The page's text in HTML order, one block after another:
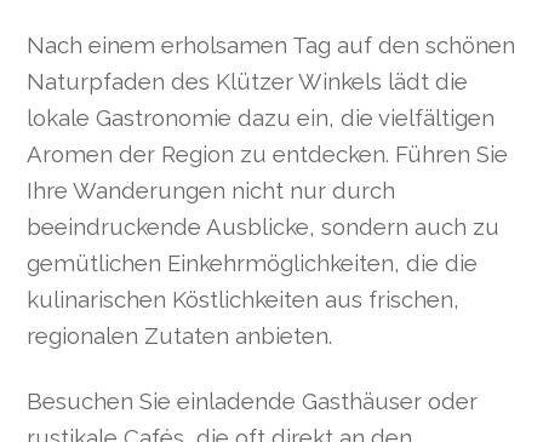
Nach einem erholsamen Tag auf den schönen
Naturpfaden des Klützer Winkels lädt die
lokale Gastronomie dazu ein, die vielfältigen
Aromen der Region zu entdecken. Führen Sie
Ihre Wanderungen nicht nur durch
beeindruckende Ausblicke, sondern auch zu
gemütlichen Einkehrmöglichkeiten, die die
kulinarischen Köstlichkeiten aus frischen,
regionalen Zutaten anbieten.
Besuchen Sie einladende Gasthäuser oder